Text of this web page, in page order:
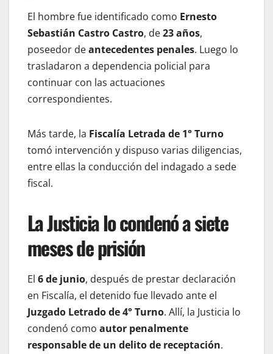
El hombre fue identificado como Ernesto
Sebastián Castro Castro, de23 años,
poseedor deantecedentes penales. Luego lo
trasladaron a dependencia policial para
continuar con las actuaciones
correspondientes.
Más tarde, la Fiscalía Letrada de 1° Turno
tomó intervención y dispuso varias diligencias,
entre ellas la conducción del indagado a sede
fiscal.
La Justicia lo condenó a siete
meses de prisión
El 6 de junio, después de prestar declaración
en Fiscalía, el detenido fue llevado ante el
Juzgado Letrado de 4° Turno. Allí, la Justicia lo
condenó como autor penalmente
responsable de un delito de receptación.